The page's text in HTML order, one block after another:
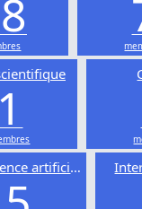
1
artificielle